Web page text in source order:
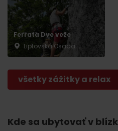
Ferrata Dve veže
Liptovská Osada
všetky zážitky a relax
Kde sa ubytovať v